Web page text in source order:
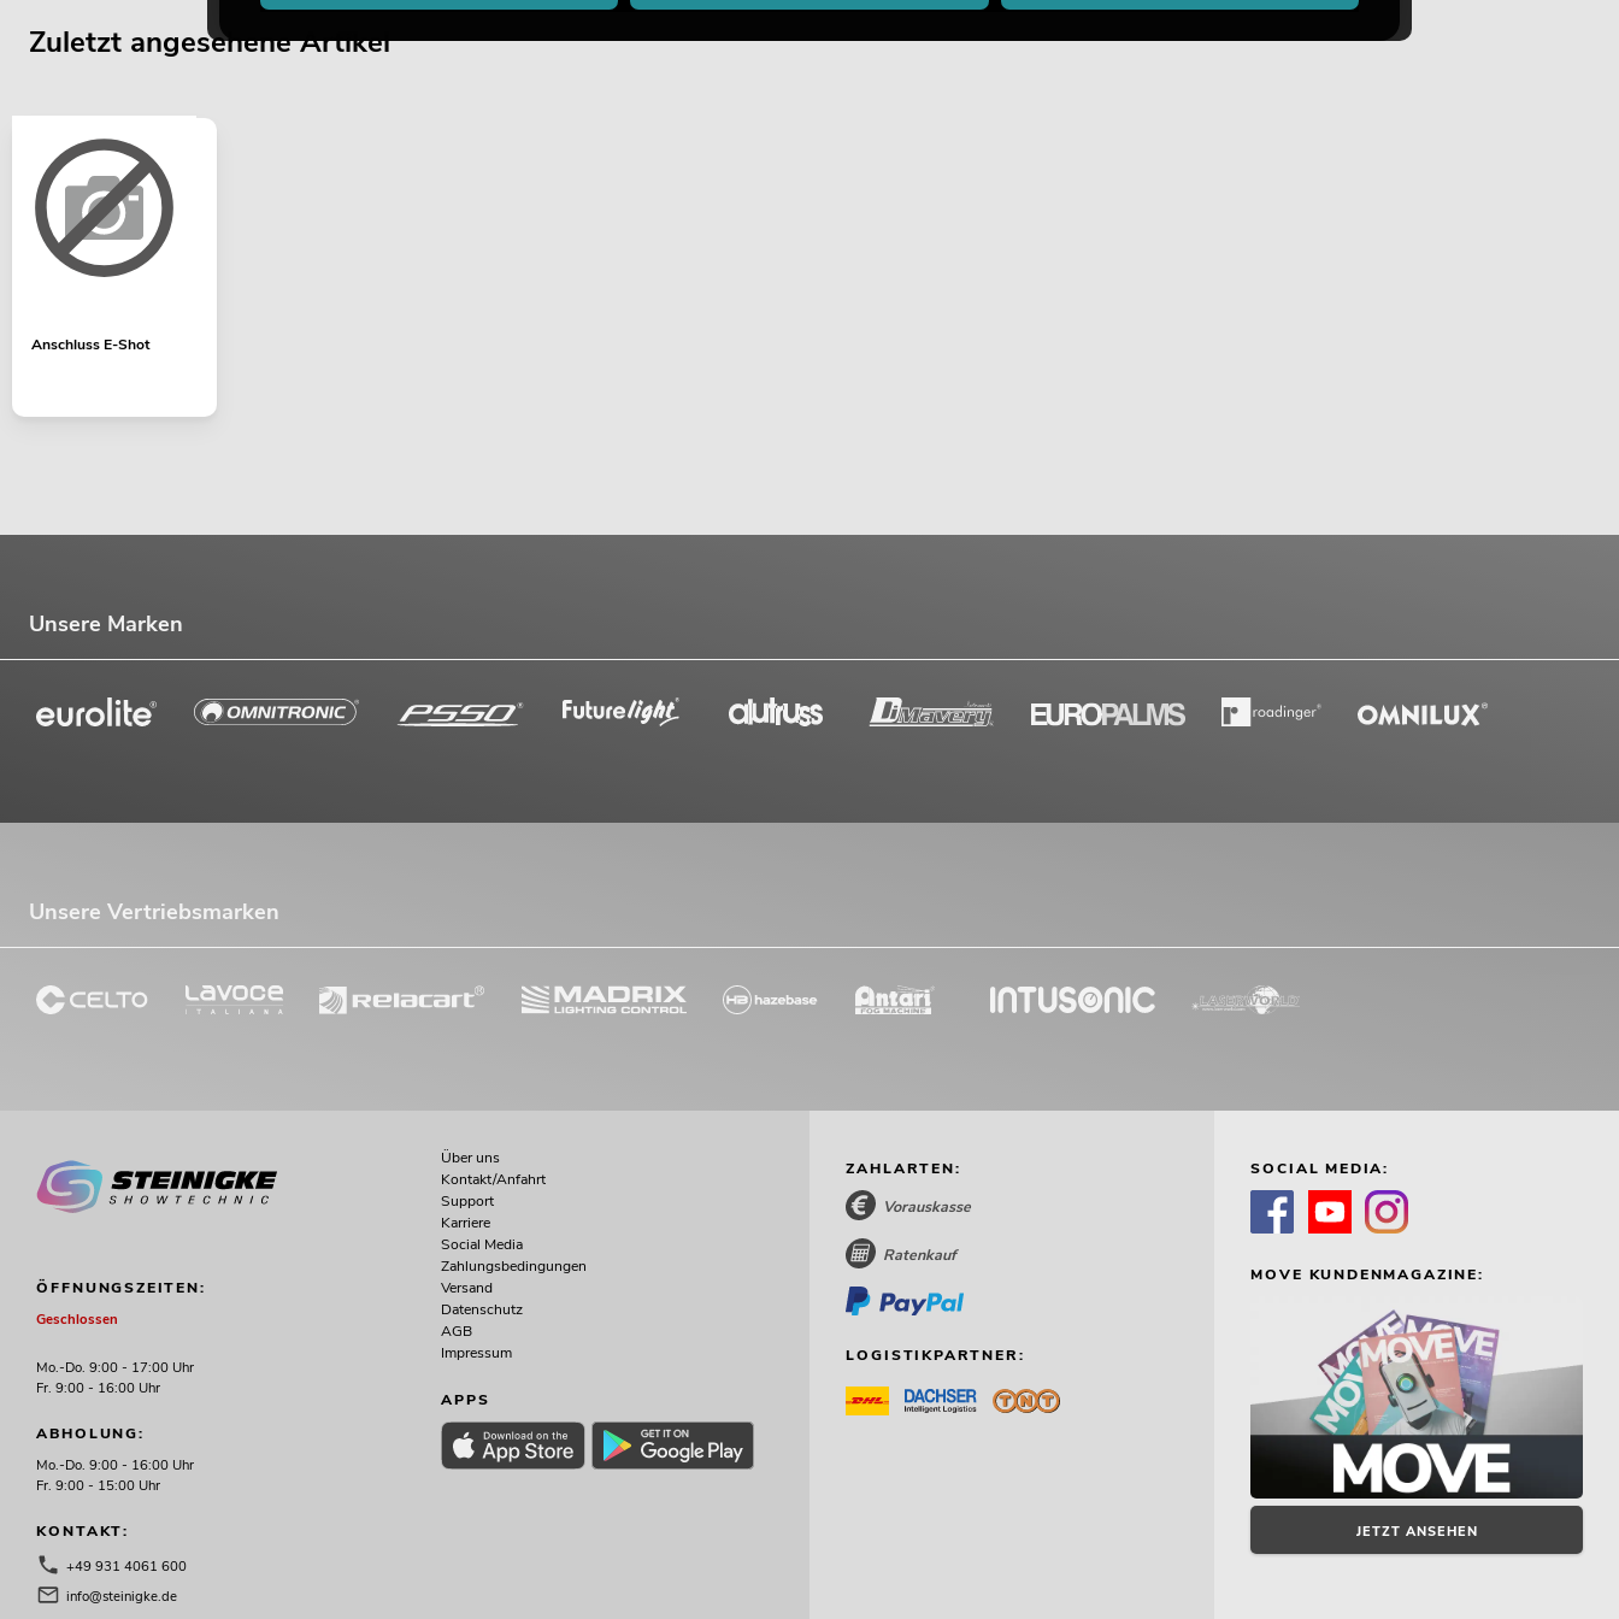
Zuletzt angesehene Artikel
Anschluss E-Shot
Unsere Marken
Unsere Vertriebsmarken
ÖFFNUNGSZEITEN:
Geschlossen
Mo.-Do. 9:00 - 17:00 Uhr
Fr. 9:00 - 16:00 Uhr
ABHOLUNG:
Mo.-Do. 9:00 - 16:00 Uhr
Fr. 9:00 - 15:00 Uhr
KONTAKT:
+49 931 4061 600
info@steinigke.de
Über uns
Kontakt/Anfahrt
Support
Karriere
Social Media
Zahlungsbedingungen
Versand
Datenschutz
AGB
Impressum
APPS
ZAHLARTEN:
Vorauskasse
Ratenkauf
LOGISTIKPARTNER:
SOCIAL MEDIA:
MOVE KUNDENMAGAZINE:
JETZT ANSEHEN